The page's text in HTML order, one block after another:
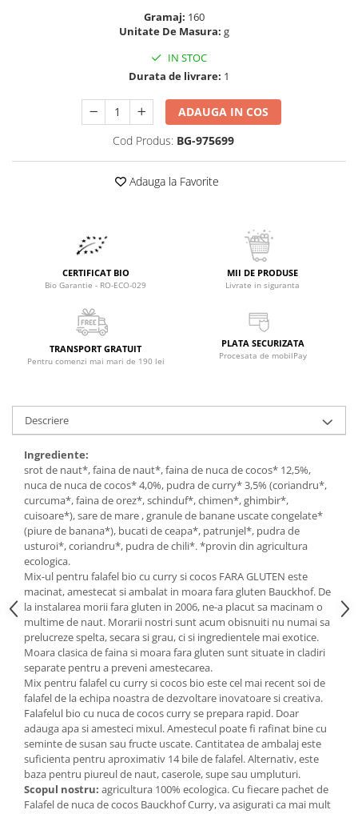
Condimente si mirodenii
Semipreparate
Snacks-uri, chips-uri
Deshidratate
Traditionale romanesti
Seminte si boabe pentru germinat
Congelate
Promotii alimente
Extracte si esente
Sistemul digestiv si afectiuni
Sistemul endocrin
Sistemul nervos
Sistemul respirator
Slabit
Gramaj: 160
Unitate De Masura: g
IN STOC
Durata de livrare: 1
ADAUGA IN COS
Cod Produs: BG-975699
Adauga la Favorite
CERTIFICAT BIO
Bio Garantie - RO-ECO-029
MII DE PRODUSE
Livrate in siguranta
TRANSPORT GRATUIT
Pentru comenzi mai mari de 190 lei
PLATA SECURIZATA
Procesata de mobilPay
Descriere
Ingrediente:
srot de naut*, faina de naut*, faina de nuca de cocos* 12,5%,
nuca de nuca de cocos* 4,0%, pudra de curry* 3,5% (coriandru*,
curcuma*, faina de orez*, schinduf*, chimen*, ghimbir*,
cuisoare*), sare de mare , granule de banane uscate congelate*
(piure de banana*), bucati de ceapa*, patrunjel*, pudra de
usturoi*, coriandru*, pudra de chili*. *provin din agricultura
ecologica.
Mix-ul pentru falafel bio cu curry si cocos FARA GLUTEN este
macinat, amestecat si ambalat in moara fara gluten Bauckhof. De
la instalarea morii fara gluten in 2006, ne-a placut sa macinam o
multime de naut. Morarii nostri sunt acum obisnuiti nu numai sa
prelucreze spelta, secara si grau, ci si ingredientele mai exotice.
Moara clasica de faina si moara fara gluten sunt situate in cladiri
separate pentru a preveni amestecarea.
Mix pentru falafel cu curry si cocos bio este cel mai recent soi de
falafel de la echipa noastra de dezvoltare inovatoare si creativa.
Falafelul bio cu nuca de cocos curry se prepara rapid. Doar
adauga apa si amesteci mixul. Amestecul poate fi rafinat bine cu
seminte de susan sau fructe uscate. Cantitatea de ambalaj este
suficienta pentru aproximativ 14 bile de falafel. Alternativ, este
baza pentru piureul de naut, caserole, supe sau umpluturi.
Scopul nostru: agricultura 100% ecologica. Cu fiecare pachet de
Falafel de nuca de cocos Bauckhof Curry, va asigurati ca mai mult